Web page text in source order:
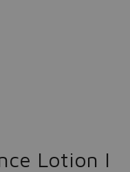
Lotion I